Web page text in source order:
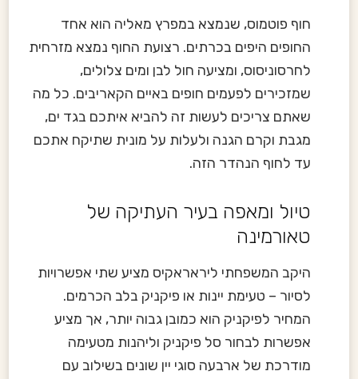
חוף פוטמוס, שנמצא במפרץ מאליה הוא אחד
החופים היפים בכרתים. רצועת החוף נמצא מזרחית
לחרסוניסוס, ומציעה חול לבן ומים צלולים,
שמזכירים לפעמים חופים באיים הקאריבים. כל מה
שאתם צריכים לעשות זה להביא איתכם בגד ים,
מגבת וקרם הגנה ולעלות על מונית שתיקח אתכם
עד לחוף הנהדר הזה.
טיול ומאפה בעיר העתיקה של
טאורמינה
היקב המשפחתי ליראראקיס מציע שתי אפשרויות
לסיור – טעימת יינות או פיקניק בלב הכרמים.
המחיר לפיקניק הוא כמובן גבוה יותר, אך מציע
אפשרות לבחור סל פיקניק וליהנות מטעימה
מודרכת של ארבעה סוגי יין שונים בשילוב עם